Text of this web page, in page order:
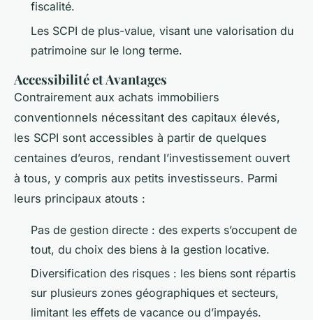
fiscalité.
Les SCPI de plus-value, visant une valorisation du
patrimoine sur le long terme.
Accessibilité et Avantages
Contrairement aux achats immobiliers
conventionnels nécessitant des capitaux élevés,
les SCPI sont accessibles à partir de quelques
centaines d’euros, rendant l’investissement ouvert
à tous, y compris aux petits investisseurs. Parmi
leurs principaux atouts :
Pas de gestion directe : des experts s’occupent de
tout, du choix des biens à la gestion locative.
Diversification des risques : les biens sont répartis
sur plusieurs zones géographiques et secteurs,
limitant les effets de vacance ou d’impayés.